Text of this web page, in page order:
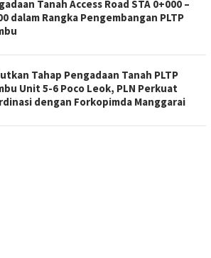
Tanah Access Road STA 0+000 –
dalam Rangka Pengembangan PLTP
Tahap Pengadaan Tanah PLTP
Unit 5-6 Poco Leok, PLN Perkuat
dengan Forkopimda Manggarai